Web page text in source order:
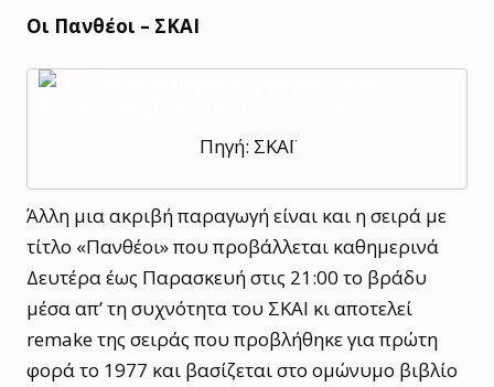
Oι Πανθέοι – ΣΚΑΙ
Πηγή: ΣΚΑΪ
Άλλη μια ακριβή παραγωγή είναι και η σειρά με
τίτλο «Πανθέοι» που προβάλλεται καθημερινά
Δευτέρα έως Παρασκευή στις 21:00 το βράδυ
μέσα απ’ τη συχνότητα του ΣΚΑΙ κι αποτελεί
remake της σειράς που προβλήθηκε για πρώτη
φορά το 1977 και βασίζεται στο ομώνυμο βιβλίο